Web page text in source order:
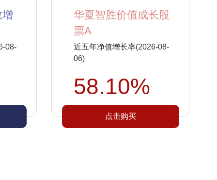
08-
华夏智胜价值成长股
票A
近五年净值增长率(2026-08-
06)
58.10%
点击购买